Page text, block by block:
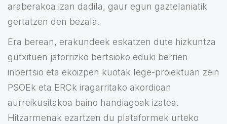
araberakoa izan dadila, gaur egun gaztelaniatik
gertatzen den bezala.
Era berean, erakundeek eskatzen dute hizkuntza
gutxituen jatorrizko bertsioko eduki berrien
inbertsio eta ekoizpen kuotak lege-proiektuan zein
PSOEk eta ERCk iragarritako akordioan
aurreikusitakoa baino handiagoak izatea.
Hitzarmenak ezartzen du plataformek urteko